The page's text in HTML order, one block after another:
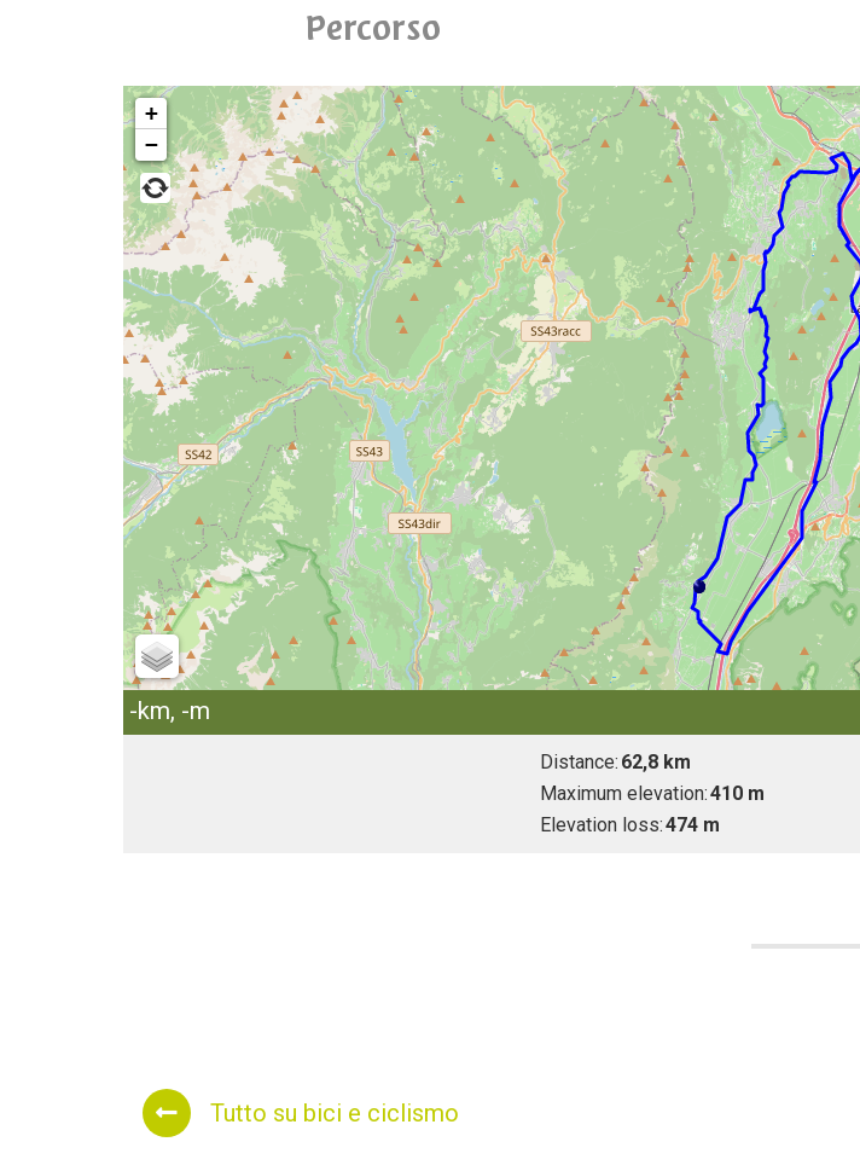
Percorso
+
−
-km, -m
Distance: 62,8 km
Maximum elevation:410 m
Elevation loss:474 m
Tutto su bici e ciclismo